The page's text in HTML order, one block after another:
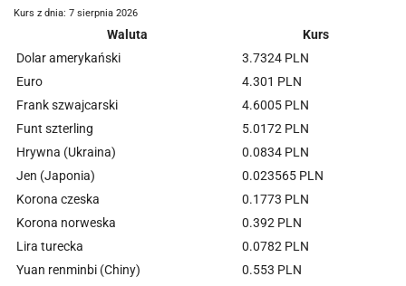
Kurs z dnia: 7 sierpnia 2026
Waluta
Kurs
Dolar amerykański
3.7324 PLN
Euro
4.301 PLN
Frank szwajcarski
4.6005 PLN
Funt szterling
5.0172 PLN
Hrywna (Ukraina)
0.0834 PLN
Jen (Japonia)
0.023565 PLN
Korona czeska
0.1773 PLN
Korona norweska
0.392 PLN
Lira turecka
0.0782 PLN
Yuan renminbi (Chiny)
0.553 PLN